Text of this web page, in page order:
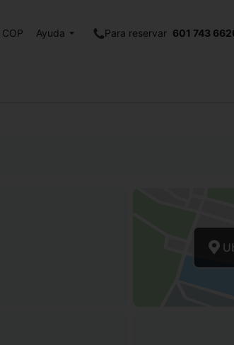
Ayuda Para reservar 601 743